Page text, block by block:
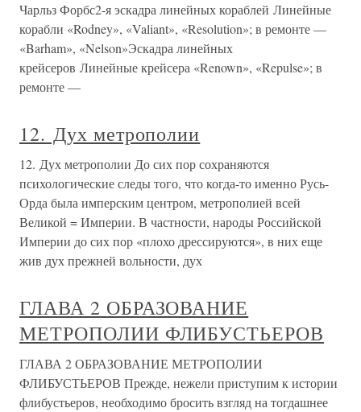
Чарльз Форбс2-я эскадра линейных кораблей Линейные
корабли «Rodney», «Valiant», «Resolution»; в ремонте —
«Barham», «Nelson»Эскадра линейных
крейсеров Линейные крейсера «Renown», «Repulse»; в
ремонте —
12. Дух метрополии
12. Дух метрополии До сих пор сохраняются
психологические следы того, что когда-то именно Русь-
Орда была имперским центром, метрополией всей
Великой = Империи. В частности, народы Российской
Империи до сих пор «плохо дрессируются», в них еще
жив дух прежней вольности, дух
ГЛАВА 2 ОБРАЗОВАНИЕ
МЕТРОПОЛИИ ФЛИБУСТЬЕРОВ
ГЛАВА 2 ОБРАЗОВАНИЕ МЕТРОПОЛИИ
ФЛИБУСТЬЕРОВ Прежде, нежели приступим к истории
флибустьеров, необходимо бросить взгляд на тогдашнее